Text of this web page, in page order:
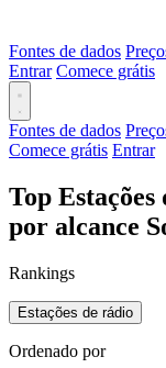
Fontes de dados
Entrar Comece grátis
Fontes de dados
Comece grátis Entrar
Top
por alcance
Rankings
Estações de rádio
Ordenado por